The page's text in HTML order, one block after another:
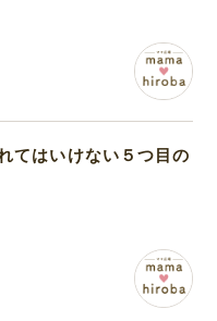
てはいけない５つ目の